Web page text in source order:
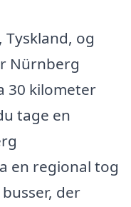
og
Nürnberg
30 kilometer
tage en
en regional tog
der